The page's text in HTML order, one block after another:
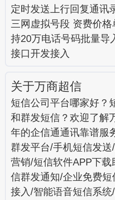
定时发送上行回复通讯
三网虚拟号段 资费价
持20万电话号码批量导
接口开发接入
关于万商超信
短信公司平台哪家好？
和群发短信？欢迎了解
年的企信通通讯靠谱服
群发平台/手机短信发
营销/短信软件APP下
信群发通知/企业免费
接入/智能语音短信系